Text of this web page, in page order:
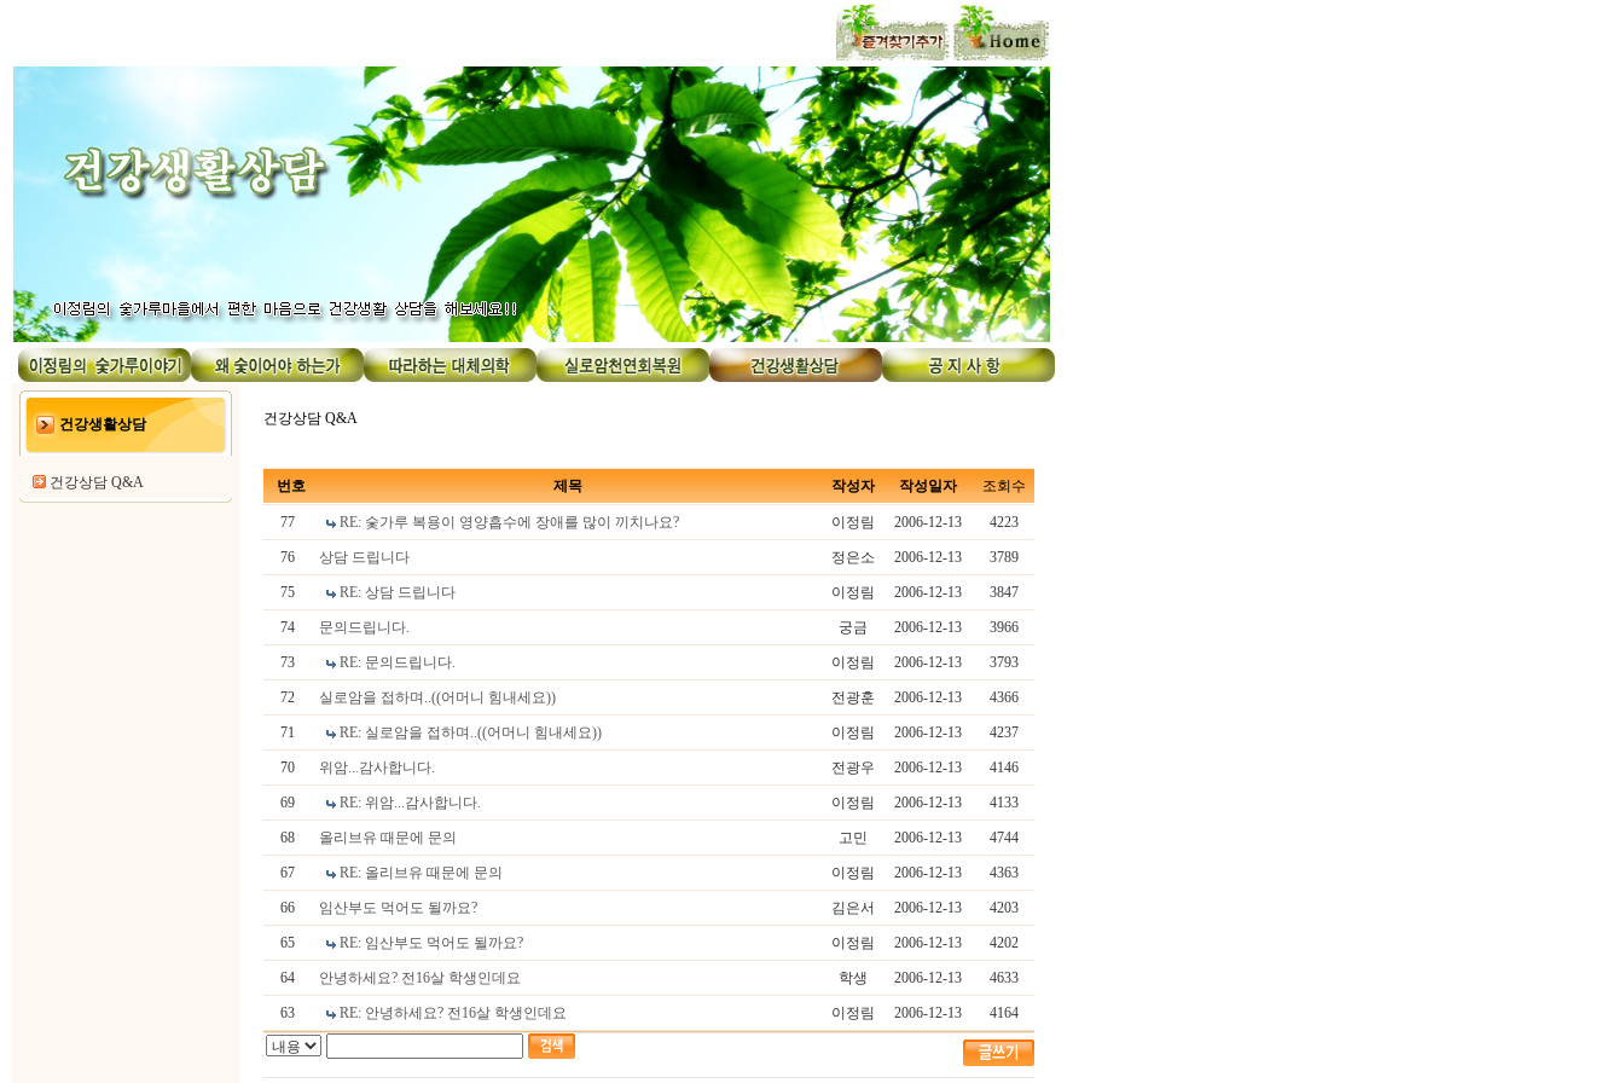
건강생활상담
건강상담 Q&A
건강상담 Q&A
번호 제목 작성자 작성일자 조회수
77 RE: 숯가루 복용이 영양흡수에 장애를 많이 끼치나요? 이정림 2006-12-13 4223
76 상담 드립니다 정은소 2006-12-13 3789
75 RE: 상담 드립니다 이정림 2006-12-13 3847
74 문의드립니다. 궁금 2006-12-13 3966
73 RE: 문의드립니다. 이정림 2006-12-13 3793
72 실로암을 접하며..((어머니 힘내세요)) 전광훈 2006-12-13 4366
71 RE: 실로암을 접하며..((어머니 힘내세요)) 이정림 2006-12-13 4237
70 위암...감사합니다. 전광우 2006-12-13 4146
69 RE: 위암...감사합니다. 이정림 2006-12-13 4133
68 올리브유 때문에 문의 고민 2006-12-13 4744
67 RE: 올리브유 때문에 문의 이정림 2006-12-13 4363
66 임산부도 먹어도 될까요? 김은서 2006-12-13 4203
65 RE: 임산부도 먹어도 될까요? 이정림 2006-12-13 4202
64 안녕하세요? 전16살 학생인데요 학생 2006-12-13 4633
63 RE: 안녕하세요? 전16살 학생인데요 이정림 2006-12-13 4164